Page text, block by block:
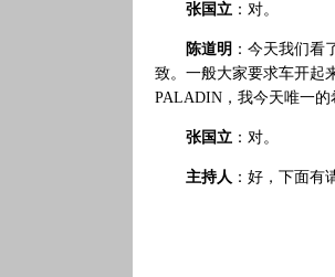
张国立 ：对。
陈道明 ：今天我们
致。一般大家要求车开起
PALADIN，我今天唯一
张国立 ：对。
主持人 ：好，下面有